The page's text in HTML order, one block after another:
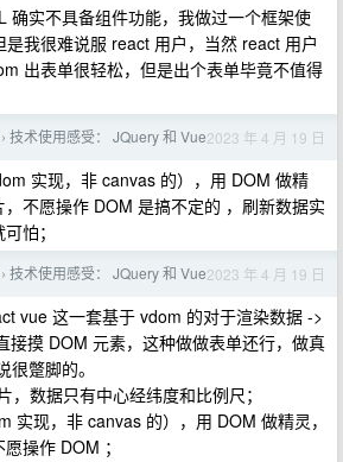
确实不具备组件功能，我做过一个框架使
我很难说服 react 用户，当然 react 用户
出表单很轻松，但是出个表单毕竟不值得
› 技术使用感受： JQuery 和 Vue2023 年 4 月 19 日
实现，非 canvas 的），用 DOM 做精
不愿操作 DOM 是搞不定的 ，刷新数据实
怕；
› 技术使用感受： JQuery 和 Vue2023 年 4 月 19 日
vue 这一套基于 vdom 的对于渲染数据 ->
接摸 DOM 元素，这种做做表单还行，做真
蹩脚的。
，数据只有中心经纬度和比例尺；
实现，非 canvas 的），用 DOM 做精灵，
操作 DOM ；